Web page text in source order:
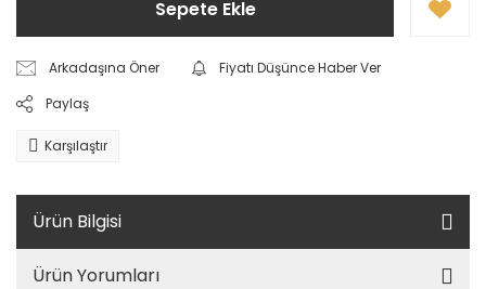
Sepete Ekle
Arkadaşına Öner
Fiyatı Düşünce Haber Ver
Paylaş
Karşılaştır
Ürün Bilgisi
Ürün Yorumları